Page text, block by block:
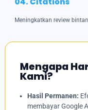
Meningkatkan review
Mengapa
Kami?
Hasil Permanen:
membayar Google